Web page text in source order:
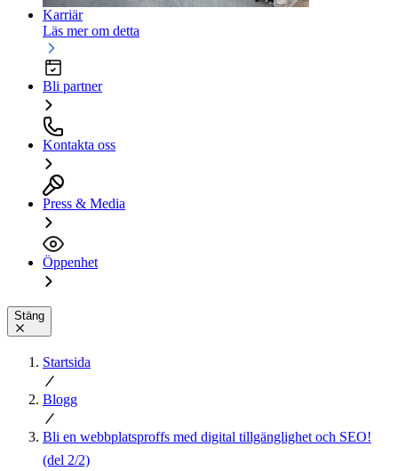
Karriär
Läs mer om detta
Bli partner
Kontakta oss
Press & Media
Öppenhet
Stäng
Startsida
Blogg
Bli en webbplatsproffs med digital tillgänglighet och SEO!
(del 2/2)